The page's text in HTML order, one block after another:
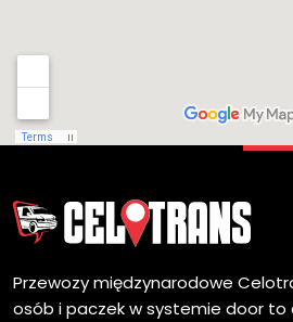
Przewozy międzynarodowe
osób i paczek w systemie door to